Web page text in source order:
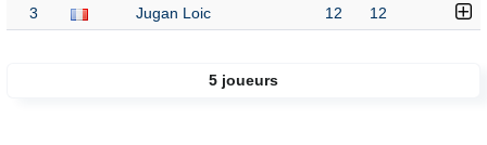
3 Jugan Loic 12 12
5 joueurs